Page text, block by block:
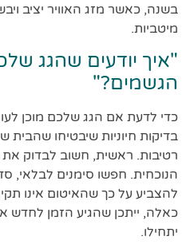
בשנה, כאשר מזג האוויר יציב
מיטביות.
"איך יודעים שהגג
הגשמים?"
כדי לדעת אם הגג שלכם מוכן
בדיקות חיוניות שיבטיחו שהבית
רטיבות. ראשית, חשוב לבדוק
הנוכחית. חפשו סימנים לבלאי,
להצביע על כך שהאיטום אינו
כאלה, ייתכן שהגיע הזמן לחדש
יתחילו.